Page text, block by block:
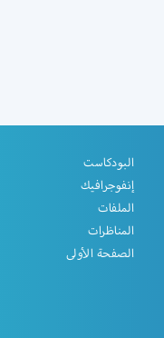
البودكاست
إنفوجرافيك
الملفات
المناظرات
الصفحة الأولى